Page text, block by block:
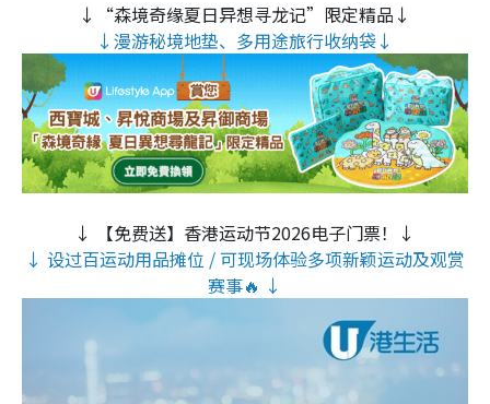
↓“森境奇缘夏日异想寻龙记”限定精品↓
↓漫游秘境地垫、多用途旅行收纳袋↓
↓ 【免费送】香港运动节2026电子门票！↓
↓ 设过百运动用品摊位 / 可现场体验多项新颖运动及观赏
赛事🔥 ↓